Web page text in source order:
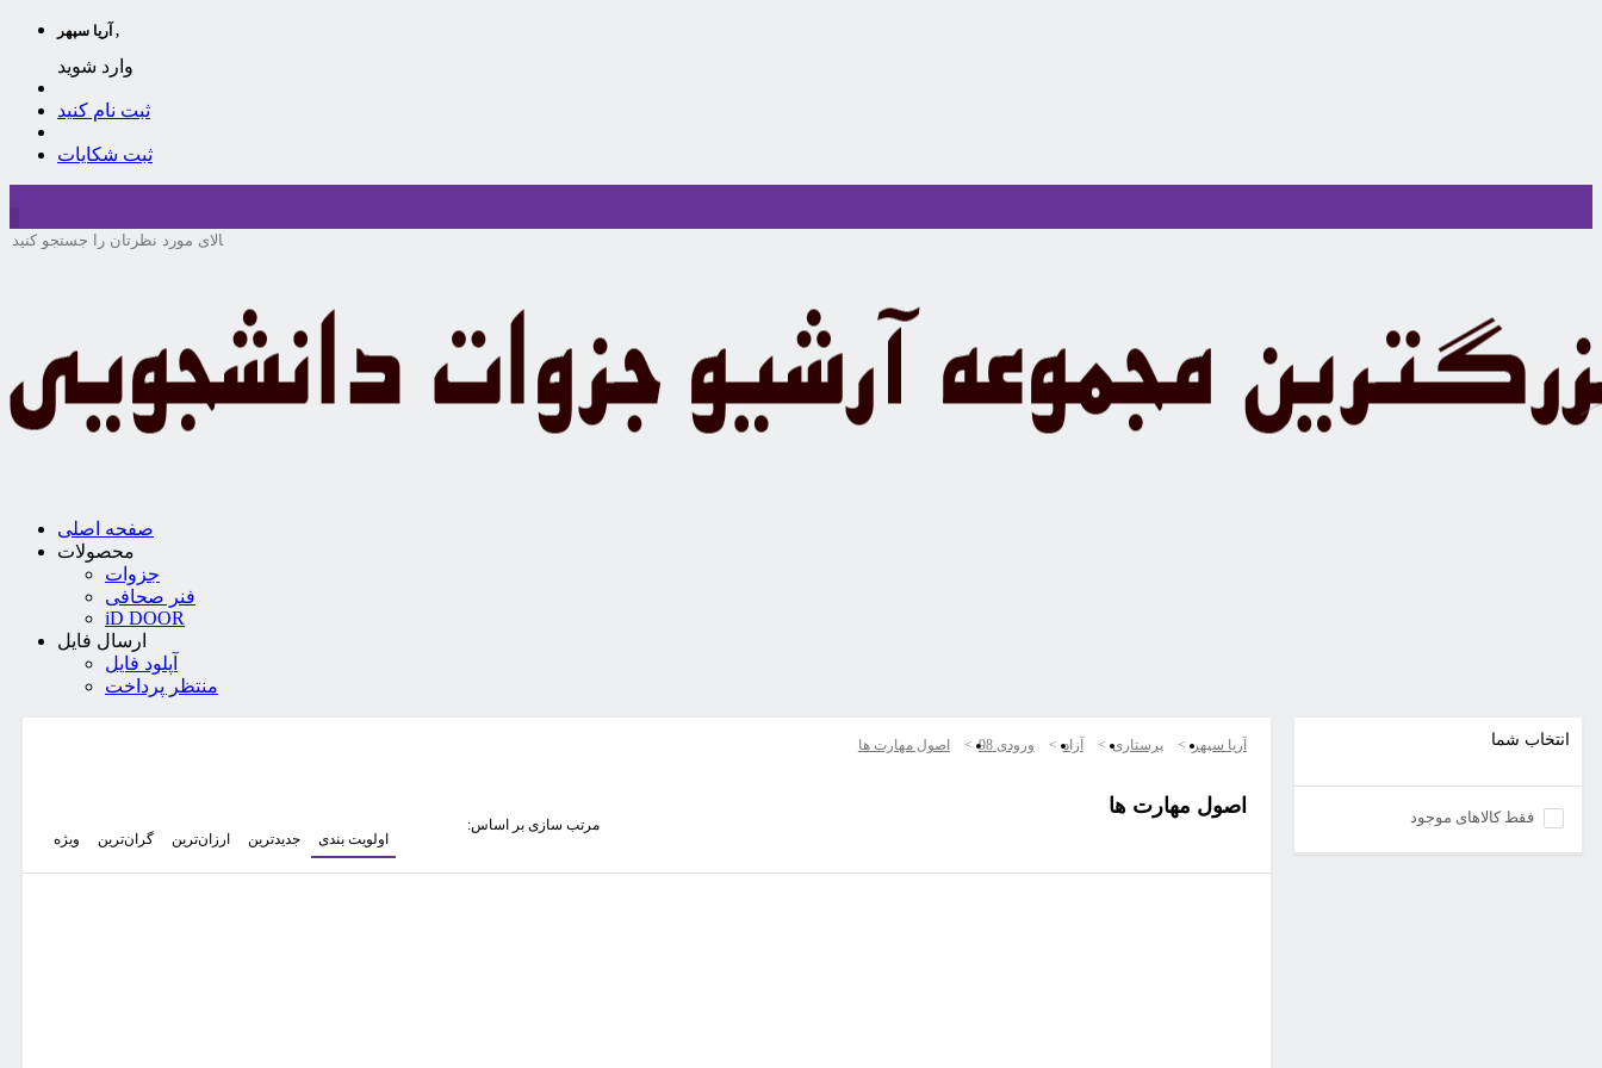
آریا سپهر ,
وارد شوید
ثبت نام کنید
ثبت شکایات
صفحه اصلی
محصولات
جزوات
فنر صحافی
iD DOOR
ارسال فایل
آپلود فایل
منتظر پرداخت
انتخاب شما
فقط کالاهای موجود
آریا سپهر پرستاری آزاد ورودی 98 اصول مهارت ها
اصول مهارت ها
مرتب سازی بر اساس:
اولویت بندی
جدیدترین ارزان‌ترین گران‌ترین ویژه